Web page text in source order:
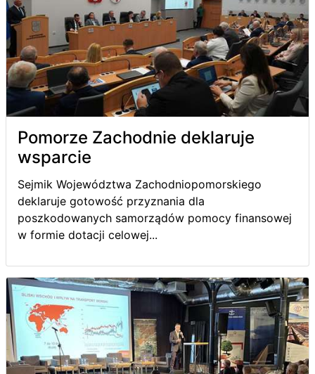
Pomorze Zachodnie deklaruje
wsparcie
Sejmik Województwa Zachodniopomorskiego
deklaruje gotowość przyznania dla
poszkodowanych samorządów pomocy finansowej
w formie dotacji celowej...